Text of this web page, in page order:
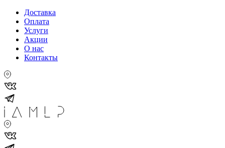
Доставка
Оплата
Услуги
Акции
О нас
Контакты